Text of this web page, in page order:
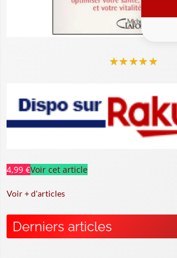
★★★★★
4,99 €Voir cet article
Voir + d'articles
Derniers articles